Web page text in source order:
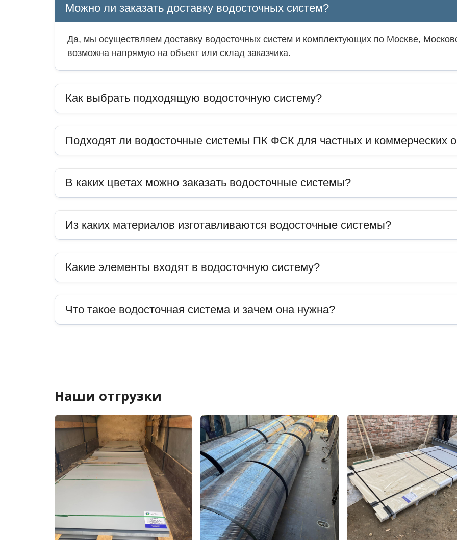
Можно ли заказать доставку водосточных систем?
Да, мы осуществляем доставку водосточных систем и комплектующих по Москве,
возможна напрямую на объект или склад заказчика.
Как выбрать подходящую водосточную систему?
Подходят ли водосточные системы ПК ФСК для частных и коммерческих
В каких цветах можно заказать водосточные системы?
Из каких материалов изготавливаются водосточные системы?
Какие элементы входят в водосточную систему?
Что такое водосточная система и зачем она нужна?
Наши отгрузки